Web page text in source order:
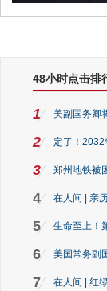
48小时点击排
1 美副国务卿
2 定了！
3 郑州地铁被
4 在人间 | 亲
5 生命至上！
6 美国常务副
7 在人间 | 红